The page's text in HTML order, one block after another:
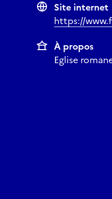
Site internet
https://
À propos
Eglise